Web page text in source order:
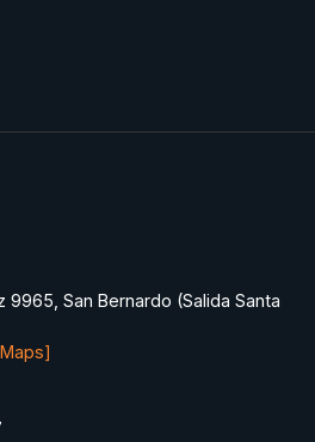
9965, San Bernardo (Salida Santa